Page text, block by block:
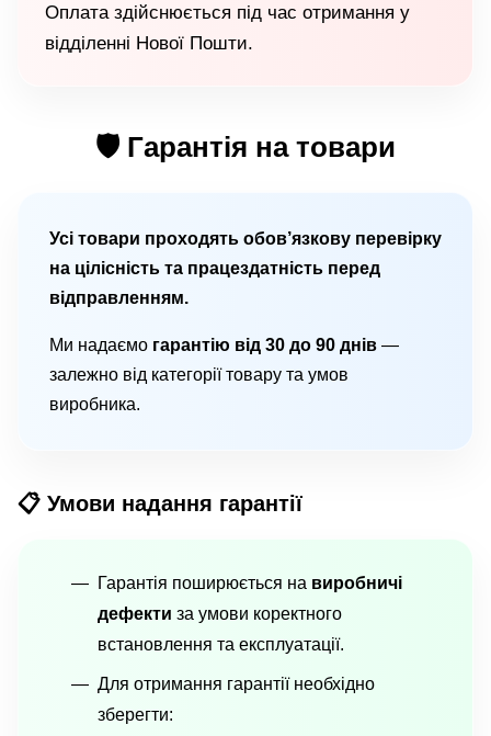
Оплата здійснюється під час отримання у
відділенні Нової Пошти.
🛡 Гарантія на товари
Усі товари проходять обов’язкову перевірку
на цілісність та працездатність перед
відправленням.
Ми надаємо гарантію від 30 до 90 днів —
залежно від категорії товару та умов
виробника.
📋 Умови надання гарантії
Гарантія поширюється на виробничі
дефекти за умови коректного
встановлення та експлуатації.
Для отримання гарантії необхідно
зберегти: